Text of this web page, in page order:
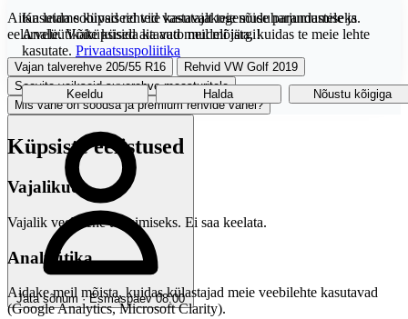
Aitan leida sobivad rehvid vastavalt teie sõiduharjumustele ja
eelarvele. Võite küsida ka auto mudeli järgi!
Vajan talverehve 205/55 R16
Rehvid VW Golf 2019
Soovita vaikseid suverehve maasturitele
Mis vahe on soodsa ja premium rehvide vahel?
Jäta sõnum · Esmaspäev 08:00
Kasutame küpsiseid teie kasutajakogemuse parandamiseks.
Analüütikaküpsised aitavad meil mõista, kuidas te meie lehte
kasutate. Privaatsuspoliitika
Keeldu Halda Nõustu kõigiga
Küpsiste eelistused
Vajalikud
Vajalik veebilehe toimimiseks. Ei saa keelata.
Analüütika
Aidake meil mõista, kuidas külastajad meie veebilehte kasutavad
(Google Analytics, Microsoft Clarity).